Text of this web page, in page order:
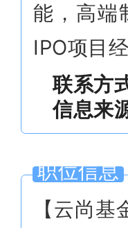
能，高端
IPO项目经
联系方
信息来
职位信息
【云尚